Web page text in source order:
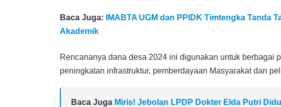
Baca Juga:
IMABTA UGM dan PPIDK Timtengka Tanda
Akademik
Rencananya dana desa 2024 ini digunakan untuk berbagai
peningkatan infrastruktur, pemberdayaan Masyarakat dan
Baca Juga Miris! Jebolan LPDP Dokter Elda Putri